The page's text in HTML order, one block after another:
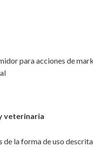
para acciones de
veterinaria
de la forma de uso